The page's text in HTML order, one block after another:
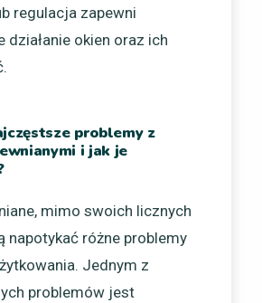
regulacja zapewni
działanie okien oraz ich
problemy z
i jak je
mimo swoich licznych
napotykać różne problemy
Jednym z
problemów jest